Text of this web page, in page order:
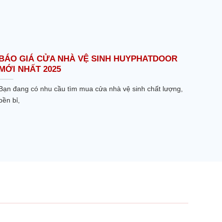
GIÁ CỬA NHÀ VỆ SINH HUYPHATDOOR
NHẤT 2025
đang có nhu cầu tìm mua cửa nhà vệ sinh chất lượng,
bỉ,